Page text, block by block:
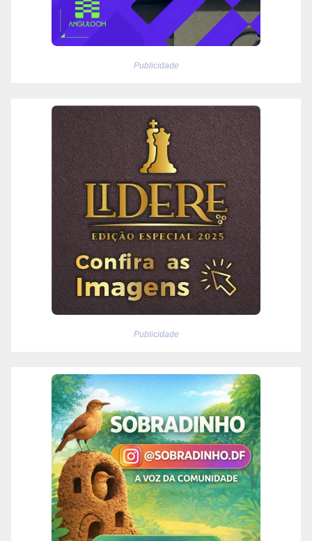
Publicidade
Publicidade